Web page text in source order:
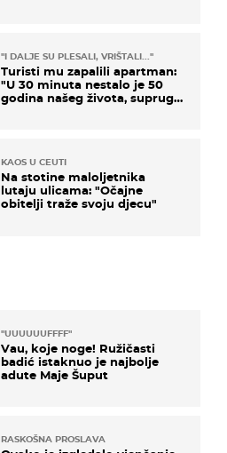
"I DALJE SU PLESALI, VRIŠTALI..."
Turisti mu zapalili apartman:
"U 30 minuta nestalo je 50
godina našeg života, supruga
KAOS U CEUTI
Na stotine maloljetnika
lutaju ulicama: "Očajne
obitelji traže svoju djecu"
"UUUUUUFFFF"
Vau, koje noge! Ružičasti
badić istaknuo je najbolje
adute Maje Šuput
RASKOŠNA PROSLAVA